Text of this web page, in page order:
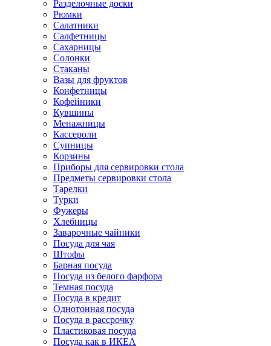
Разделочные доски
Рюмки
Салатники
Салфетницы
Сахарницы
Солонки
Стаканы
Вазы для фруктов
Конфетницы
Кофейники
Кувшины
Менажницы
Кассероли
Супницы
Корзины
Приборы для сервировки стола
Предметы сервировки стола
Тарелки
Турки
Фужеры
Хлебницы
Заварочные чайники
Посуда для чая
Штофы
Барная посуда
Посуда из белого фарфора
Темная посуда
Посуда в кредит
Однотонная посуда
Посуда в рассрочку
Пластиковая посуда
Посуда как в ИКЕА